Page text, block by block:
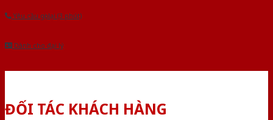
Yêu cầu gọi lại (3 phút)
Dành cho đại lý
ĐỐI TÁC KHÁCH HÀNG